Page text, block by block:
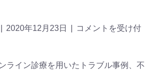
2020年12月23日
コメントを受け付
ライン診療を用いたトラブル事例、不